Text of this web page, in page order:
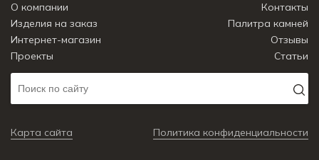
О компании
Контакты
Изделия на заказ
Палитра камней
Интернет-магазин
Отзывы
Проекты
Статьи
Карта сайта Политика конфиденциальности